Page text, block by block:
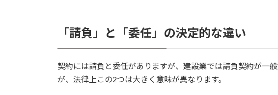
「請負」と「委任」の決定的な違い
契約には請負と委任がありますが、建設業では請負契約が一
が、法律上この2つは大きく意味が異なります。